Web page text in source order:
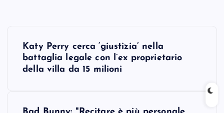
Katy Perry cerca ‘giustizia’ nella
battaglia legale con l’ex proprietario
della villa da 15 milioni